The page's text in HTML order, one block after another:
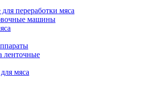
переработки мяса
машины
ленточные
мяса